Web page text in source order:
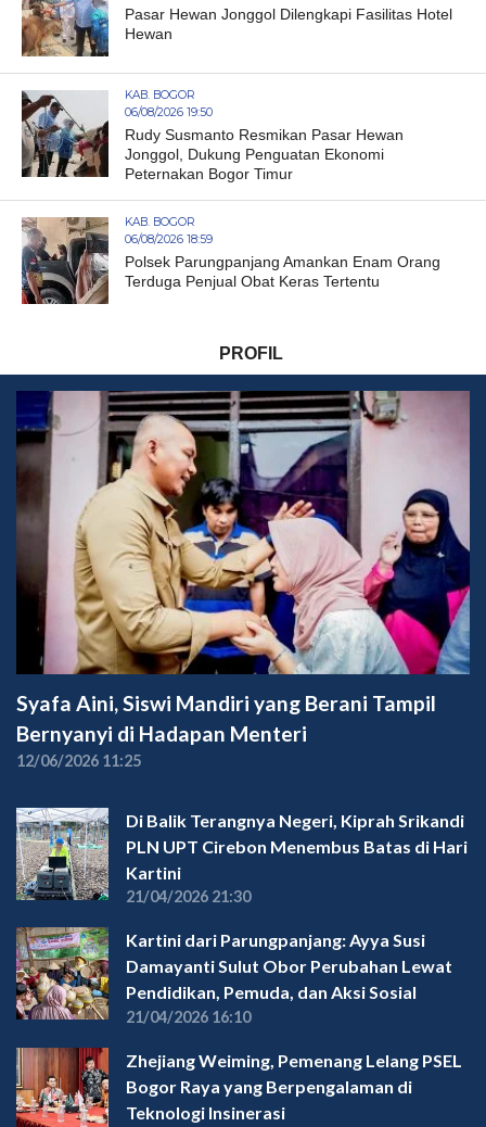
Pasar Hewan Jonggol Dilengkapi Fasilitas Hotel
Hewan
KAB. BOGOR
06/08/2026 19:50
Rudy Susmanto Resmikan Pasar Hewan
Jonggol, Dukung Penguatan Ekonomi
Peternakan Bogor Timur
KAB. BOGOR
06/08/2026 18:59
Polsek Parungpanjang Amankan Enam Orang
Terduga Penjual Obat Keras Tertentu
PROFIL
Syafa Aini, Siswi Mandiri yang Berani Tampil
Bernyanyi di Hadapan Menteri
12/06/2026 11:25
Di Balik Terangnya Negeri, Kiprah Srikandi
PLN UPT Cirebon Menembus Batas di Hari
Kartini
21/04/2026 21:30
Kartini dari Parungpanjang: Ayya Susi
Damayanti Sulut Obor Perubahan Lewat
Pendidikan, Pemuda, dan Aksi Sosial
21/04/2026 16:10
Zhejiang Weiming, Pemenang Lelang PSEL
Bogor Raya yang Berpengalaman di
Teknologi Insinerasi